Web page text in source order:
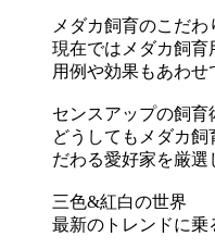
メダカ飼育のこだわ
現在ではメダカ飼育
用例や効果もあわせ
センスアップの飼育
どうしてもメダカ
だわる愛好家を厳
三色&紅白の世界
最新のトレンドに乗